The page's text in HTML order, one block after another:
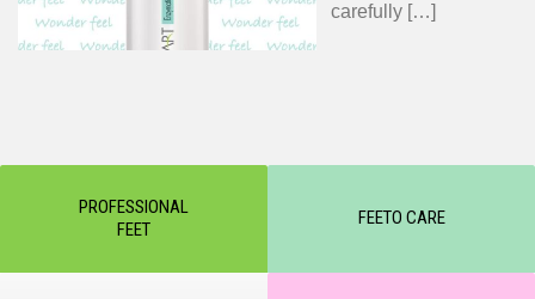
carefully […]
PROFESSIONAL
FEET
FEETO CARE